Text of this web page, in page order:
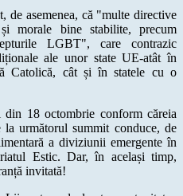
de asemenea, că "multe directive
morale bine stabilite, precum
LGBT", care contrazic
ale unor state UE-atât în
Catolică, cât și în statele cu o
18 octombrie conform căreia
următorul summit conduce, de
a diviziunii emergente în
Estic. Dar, în același timp,
invitată!